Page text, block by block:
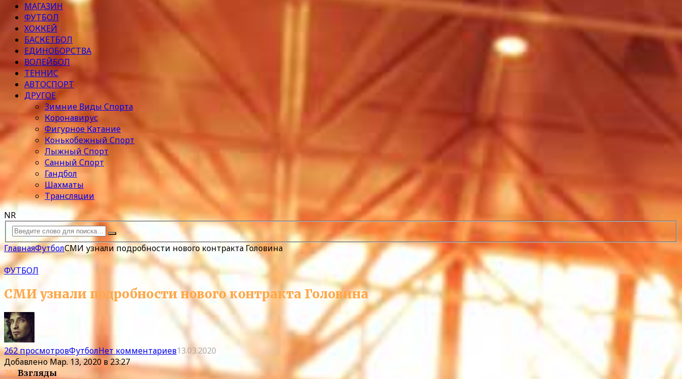
МАГАЗИН
ФУТБОЛ
ХОККЕЙ
БАСКЕТБОЛ
ЕДИНОБОРСТВА
ВОЛЕЙБОЛ
ТЕННИС
АВТОСПОРТ
ДРУГОЕ
Зимние Виды Спорта
Коронавирус
Фигурное Катание
Конькобежный Спорт
Лыжный Спорт
Санный Спорт
Гандбол
Шахматы
Трансляции
NR
ГлавнаяФутболСМИ узнали подробности нового контракта Головина
ФУТБОЛ
СМИ узнали подробности нового контракта Головина
262 просмотровФутболНет комментариев13.03.2020
Добавлено Мар. 13, 2020 в 23:27
262Взгляды